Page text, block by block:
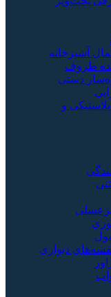
آشپزخانه
ظروف
دستی
و
دیواری